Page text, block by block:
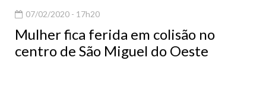
07/02/2020 - 17h20
Mulher fica ferida em colisão no
centro de São Miguel do Oeste